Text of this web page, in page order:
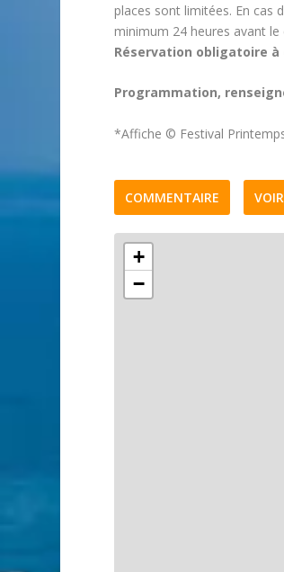
places sont limitées. En cas
minimum 24 heures avant le
Réservation obligatoire à
Programmation,
*Affiche © Festival
COMMENTAIRE
+
−